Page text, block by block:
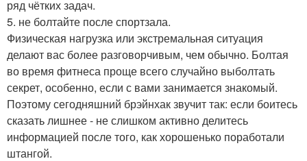
ряд чётких задач.
5. не болтайте после спортзала.
Физическая нагрузка или экстремальная ситуация
делают вас более разговорчивым, чем обычно. Болтая
во время фитнеса проще всего случайно выболтать
секрет, особенно, если с вами занимается знакомый.
Поэтому сегодняшний брэйнхак звучит так: если боитесь
сказать лишнее - не слишком активно делитесь
информацией после того, как хорошенько поработали
штангой.